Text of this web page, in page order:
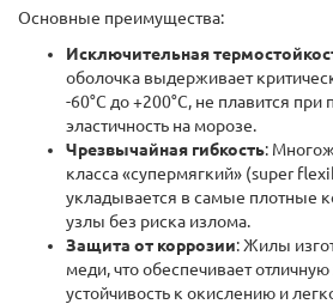
Основные преимущества:
Исключительная
оболочка выдерживает
-60°C до +200°C, не плавится при
эластичность на морозе.
Чрезвычайная гибкость:
класса «супермягкий» (super
укладывается в самые плотные
узлы без риска излома.
Защита от коррозии: Жилы
меди, что обеспечивает
устойчивость к окислению и